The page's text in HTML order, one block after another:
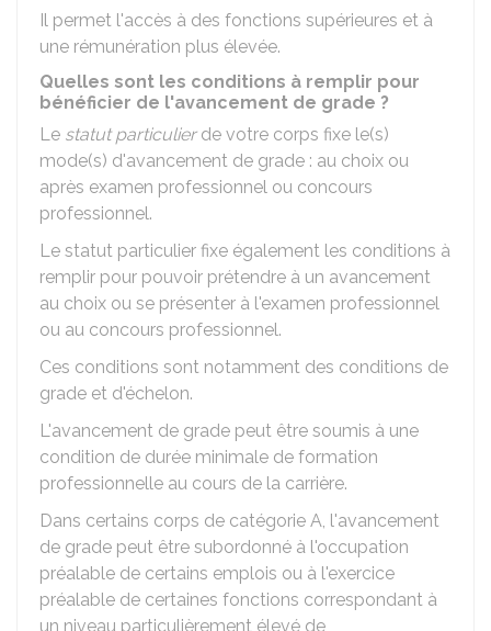
Il permet l'accès à des fonctions supérieures et à
une rémunération plus élevée.
Quelles sont les conditions à remplir pour
bénéficier de l'avancement de grade ?
Le statut particulierde votre corps fixe le(s)
mode(s) d'avancement de grade : au choix ou
après examen professionnel ou concours
professionnel.
Le statut particulier fixe également les conditions à
remplir pour pouvoir prétendre à un avancement
au choix ou se présenter à l'examen professionnel
ou au concours professionnel.
Ces conditions sont notamment des conditions de
grade et d'échelon.
L'avancement de grade peut être soumis à une
condition de durée minimale de formation
professionnelle au cours de la carrière.
Dans certains corps de catégorie A, l'avancement
de grade peut être subordonné à l'occupation
préalable de certains emplois ou à l'exercice
préalable de certaines fonctions correspondant à
un niveau particulièrement élevé de